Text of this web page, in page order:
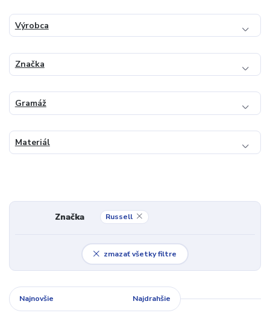
Výrobca
Značka
Gramáž
Materiál
Značka Russell
zmazať všetky filtre
Najnovšie Najdrahšie